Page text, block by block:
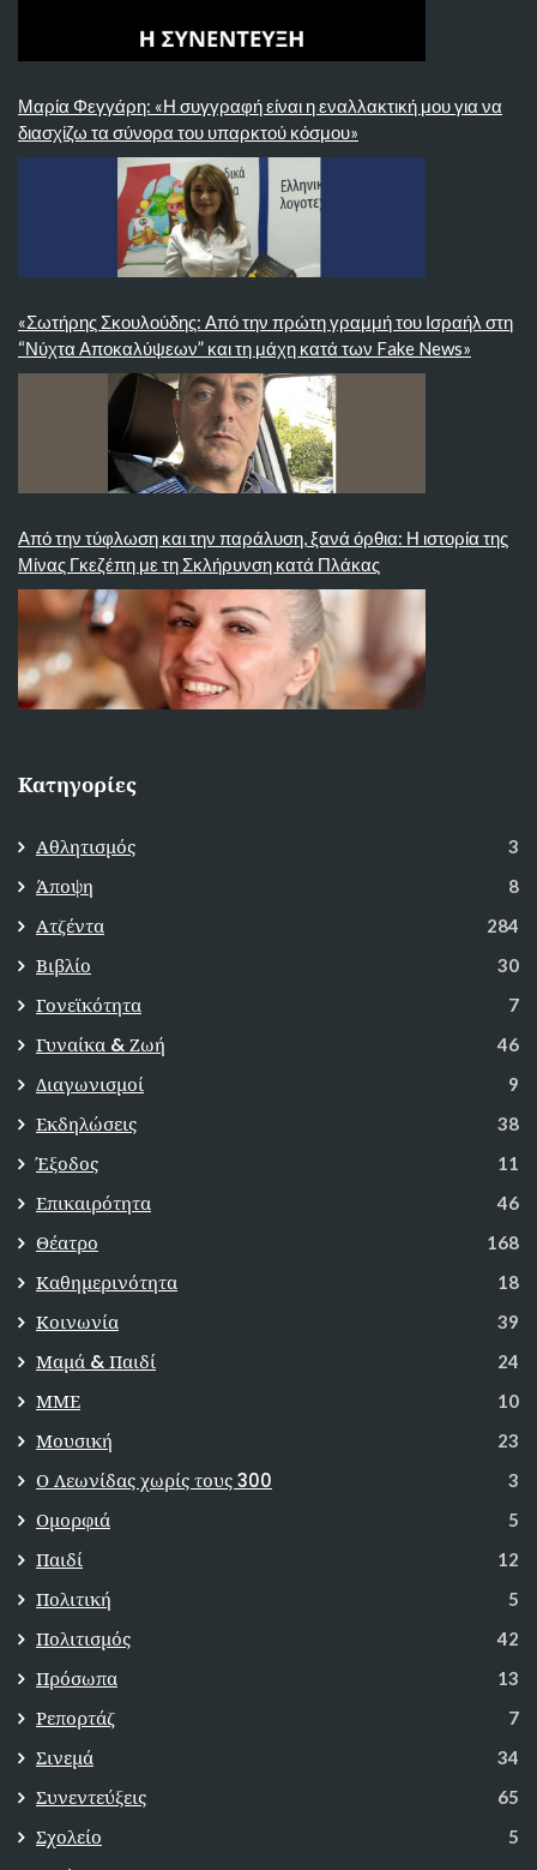
Μαρία Φεγγάρη: «Η συγγραφή είναι η εναλλακτική μου για να
διασχίζω τα σύνορα του υπαρκτού κόσμου»
«Σωτήρης Σκουλούδης: Από την πρώτη γραμμή του Ισραήλ στη
“Νύχτα Αποκαλύψεων” και τη μάχη κατά των Fake News»
Από την τύφλωση και την παράλυση, ξανά όρθια: Η ιστορία της
Μίνας Γκεζέπη με τη Σκλήρυνση κατά Πλάκας
Κατηγορίες
Αθλητισμός 3
Άποψη 8
Ατζέντα 284
Βιβλίο 30
Γονεϊκότητα 7
Γυναίκα & Ζωή 46
Διαγωνισμοί 9
Εκδηλώσεις 38
Έξοδος 11
Επικαιρότητα 46
Θέατρο 168
Καθημερινότητα 18
Κοινωνία 39
Μαμά & Παιδί 24
ΜΜΕ 10
Μουσική 23
Ο Λεωνίδας χωρίς τους 300 3
Ομορφιά 5
Παιδί 12
Πολιτική 5
Πολιτισμός 42
Πρόσωπα 13
Ρεπορτάζ 7
Σινεμά 34
Συνεντεύξεις 65
Σχολείο 5